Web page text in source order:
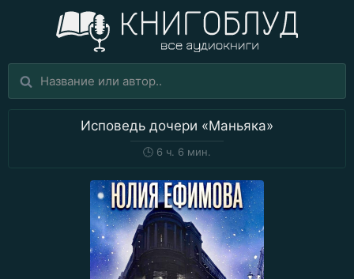
Исповедь дочери «Маньяка»
🕒 6 ч. 6 мин.